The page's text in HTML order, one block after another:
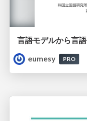
eumesy
PRO